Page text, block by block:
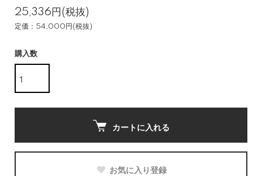
25,336円(税抜)
定価：54,000円(税抜)
購入数
カートに入れる
お気に入り登録